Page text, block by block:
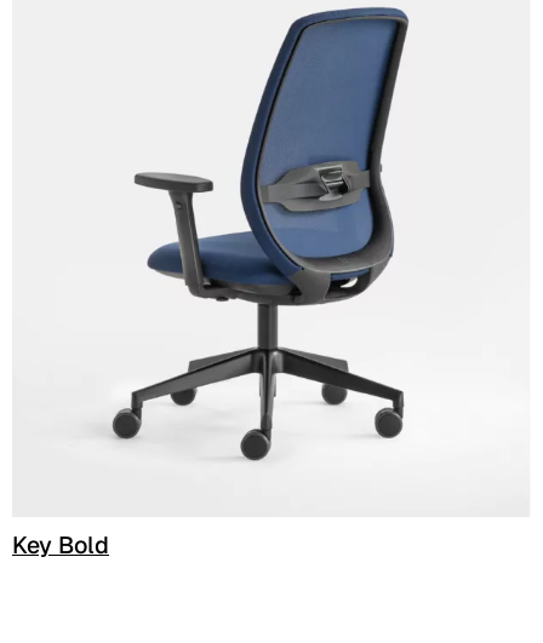
Trevi (Cat. C - Tejido)
C 38G
Key Bold